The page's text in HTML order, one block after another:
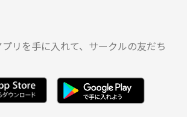
リを手に入れて、サークルの友だち